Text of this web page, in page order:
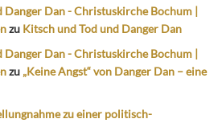
Danger Dan - Christuskirche Bochum |
zu Kitsch und Tod und Danger Dan
Danger Dan - Christuskirche Bochum |
zu „Keine Angst“ von Danger Dan – eine
zu einer politisch-